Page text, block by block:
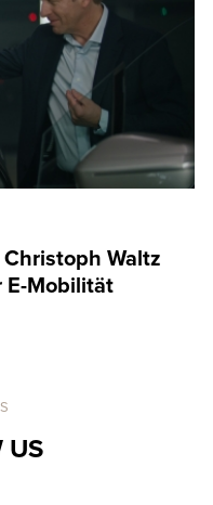
Waltz
E-Mobilität
US